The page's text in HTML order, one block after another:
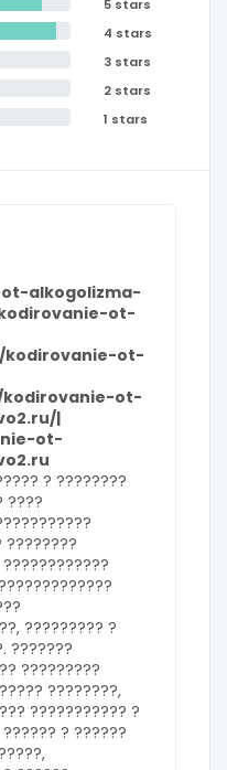
5 stars
4 stars
3 stars
2 stars
1 stars
alkogolizma-
ot-
kodirovanie-ot-
ot-
|
ot-
? ????????
????
????????
????????? ?
???????
?????????
????????,
??????????? ?
? ??????